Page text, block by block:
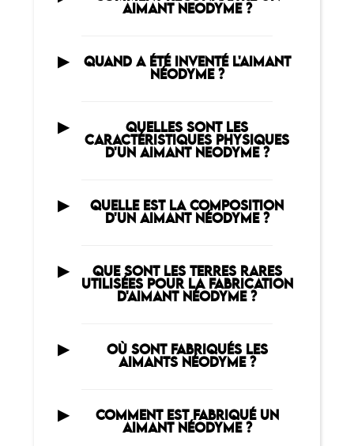
AIMANT NEODYME ?
QUAND A ÉTÉ INVENTÉ L'AIMANT
NÉODYME ?
QUELLES SONT LES
CARACTÉRISTIQUES PHYSIQUES
D'UN AIMANT NEODYME ?
QUELLE EST LA COMPOSITION
D'UN AIMANT NÉODYME ?
QUE SONT LES TERRES RARES
UTILISÉES POUR LA FABRICATION
D'AIMANT NÉODYME ?
OÙ SONT FABRIQUÉS LES
AIMANTS NÉODYME ?
COMMENT EST FABRIQUÉ UN
AIMANT NÉODYME ?